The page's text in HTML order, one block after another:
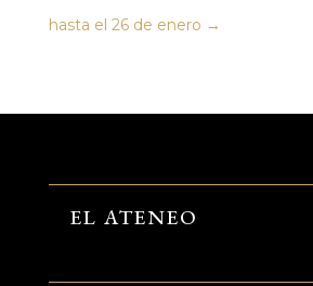
hasta el 26 de enero →
EL ATENEO